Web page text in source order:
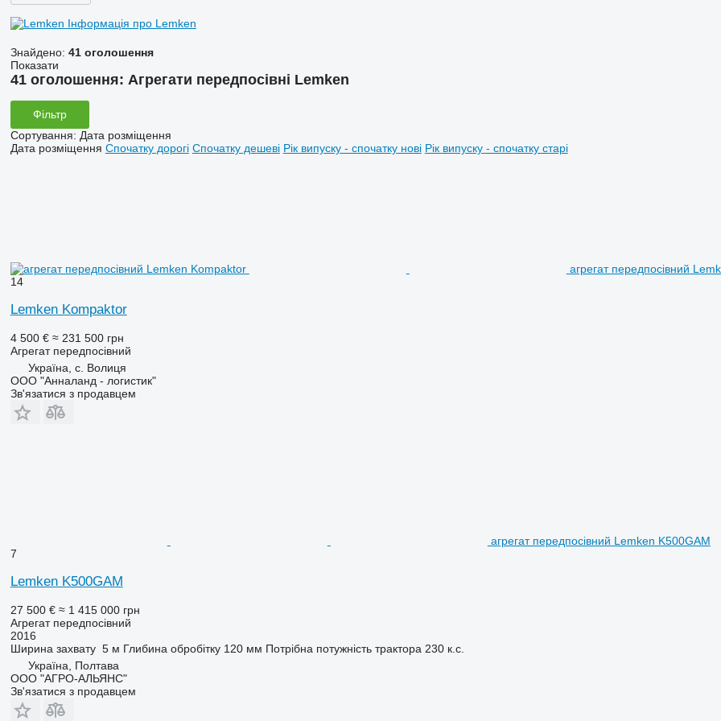
Інформація про Lemken
Знайдено: 41 оголошення
Показати
41 оголошення: Агрегати передпосівні Lemken
Фільтр
Сортування: Дата розміщення
Дата розміщення Спочатку дорогі Спочатку дешеві Рік випуску - спочатку нові Рік випуску - спочатку старі
агрегат передпосівний
14
Lemken Kompaktor
4 500 € ≈ 231 500 грн
Агрегат передпосівний
Україна, с. Волиця
ООО "Анналанд - логистик"
Зв'язатися з продавцем
агрегат передпосівний Lemken K500GAM
7
Lemken K500GAM
27 500 € ≈ 1 415 000 грн
Агрегат передпосівний
2016
Ширина захвату 5 м Глибина обробітку 120 мм Потрібна потужність трактора 230 к.с.
Україна, Полтава
ООО "АГРО-АЛЬЯНС"
Зв'язатися з продавцем